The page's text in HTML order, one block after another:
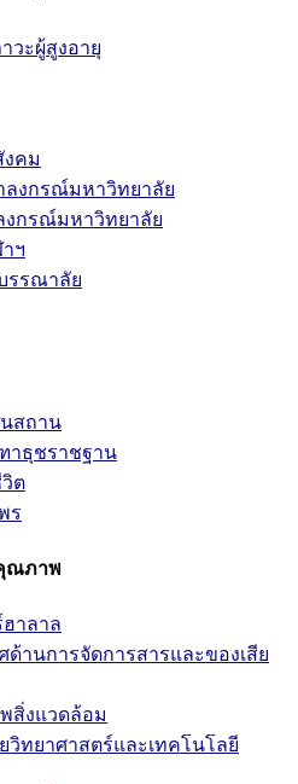
วะผู้สูงอายุ
คม
ลงกรณ์มหาวิทยาลัย
งกรณ์มหาวิทยาลัย
ฯ
รรณาลัย
สถาน
ธุชราชฐาน
ต
ร
ณภาพ
าลาล
ด้านการจัดการสารและของเสีย
สิ่งแวดล้อม
วิทยาศาสตร์และเทคโนโลยี